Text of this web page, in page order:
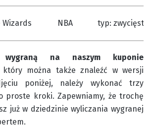
Wizards NBA typ:
na naszym kuponie
który można także znaleźć w wersji
poniżej, należy wykonać trzy
proste kroki. Zapewniamy, że trochę
już w dziedzinie wyliczania wygranej